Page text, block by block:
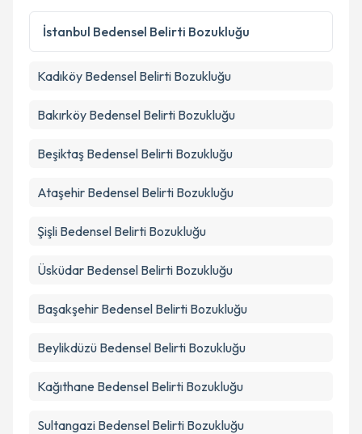
İstanbul Bedensel Belirti Bozukluğu
Kadıköy Bedensel Belirti Bozukluğu
Bakırköy Bedensel Belirti Bozukluğu
Beşiktaş Bedensel Belirti Bozukluğu
Ataşehir Bedensel Belirti Bozukluğu
Şişli Bedensel Belirti Bozukluğu
Üsküdar Bedensel Belirti Bozukluğu
Başakşehir Bedensel Belirti Bozukluğu
Beylikdüzü Bedensel Belirti Bozukluğu
Kağıthane Bedensel Belirti Bozukluğu
Sultangazi Bedensel Belirti Bozukluğu